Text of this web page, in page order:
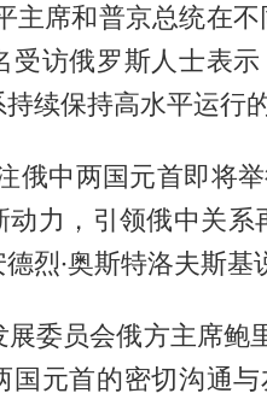
主席和普京总统在
受访俄罗斯人士表
续保持高水平运行
俄中两国元首即将
力，引领俄中关系
烈·奥斯特洛夫斯基
委员会俄方主席鲍
国元首的密切沟通